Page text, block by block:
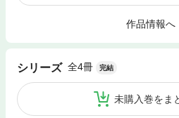
作品情報へ
シリーズ 全4冊 完結
未購入巻をま